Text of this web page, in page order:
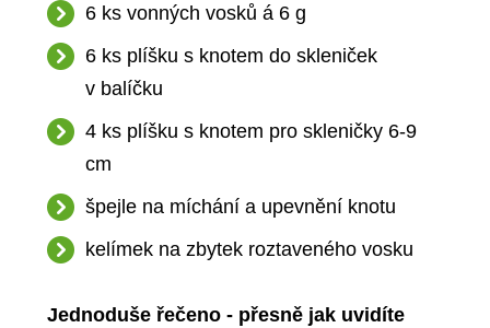
6 ks vonných vosků á 6 g
6 ks plíšku s knotem do skleniček
v balíčku
4 ks plíšku s knotem pro skleničky 6-9
cm
špejle na míchání a upevnění knotu
kelímek na zbytek roztaveného vosku
Jednoduše řečeno - přesně jak uvidíte